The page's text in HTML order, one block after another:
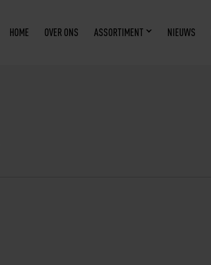
HOME OVER ONS ASSORTIMENT NIEUWS